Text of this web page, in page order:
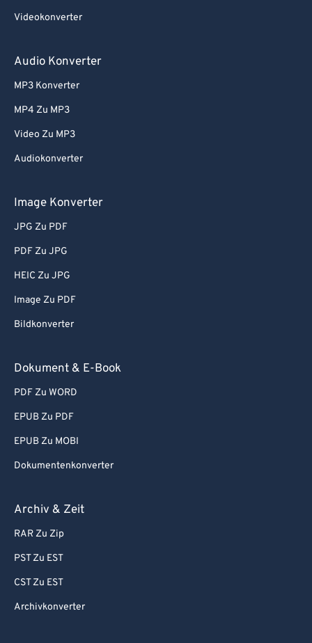
Videokonverter
Audio Konverter
MP3 Konverter
MP4 Zu MP3
Video Zu MP3
Audiokonverter
Image Konverter
JPG Zu PDF
PDF Zu JPG
HEIC Zu JPG
Image Zu PDF
Bildkonverter
Dokument & E-Book
PDF Zu WORD
EPUB Zu PDF
EPUB Zu MOBI
Dokumentenkonverter
Archiv & Zeit
RAR Zu Zip
PST Zu EST
CST Zu EST
Archivkonverter